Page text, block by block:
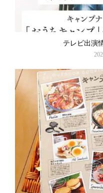
テレビ出演